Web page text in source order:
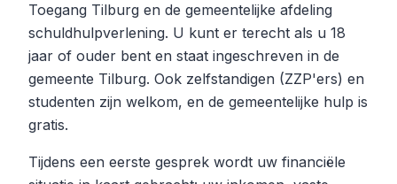
Toegang Tilburg en de gemeentelijke afdeling
schuldhulpverlening. U kunt er terecht als u 18
jaar of ouder bent en staat ingeschreven in de
gemeente Tilburg. Ook zelfstandigen (ZZP'ers) en
studenten zijn welkom, en de gemeentelijke hulp is
gratis.
Tijdens een eerste gesprek wordt uw financiële